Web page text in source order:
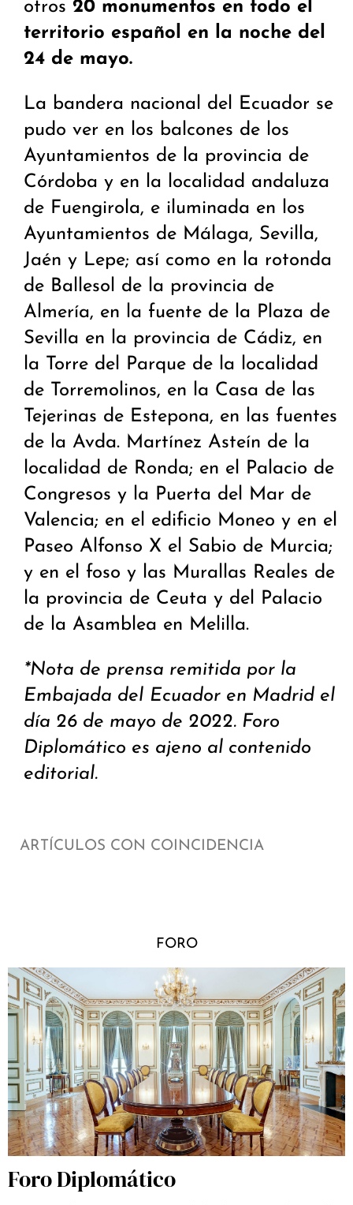
otros 20 monumentos en todo el
territorio español en la noche del
24 de mayo.
La bandera nacional del Ecuador se
pudo ver en los balcones de los
Ayuntamientos de la provincia de
Córdoba y en la localidad andaluza
de Fuengirola, e iluminada en los
Ayuntamientos de Málaga, Sevilla,
Jaén y Lepe; así como en la rotonda
de Ballesol de la provincia de
Almería, en la fuente de la Plaza de
Sevilla en la provincia de Cádiz, en
la Torre del Parque de la localidad
de Torremolinos, en la Casa de las
Tejerinas de Estepona, en las fuentes
de la Avda. Martínez Asteín de la
localidad de Ronda; en el Palacio de
Congresos y la Puerta del Mar de
Valencia; en el edificio Moneo y en el
Paseo Alfonso X el Sabio de Murcia;
y en el foso y las Murallas Reales de
la provincia de Ceuta y del Palacio
de la Asamblea en Melilla.
*Nota de prensa remitida por la
Embajada del Ecuador en Madrid el
día 26 de mayo de 2022. Foro
Diplomático es ajeno al contenido
editorial.
ARTÍCULOS CON COINCIDENCIA
FORO
Foro Diplomático